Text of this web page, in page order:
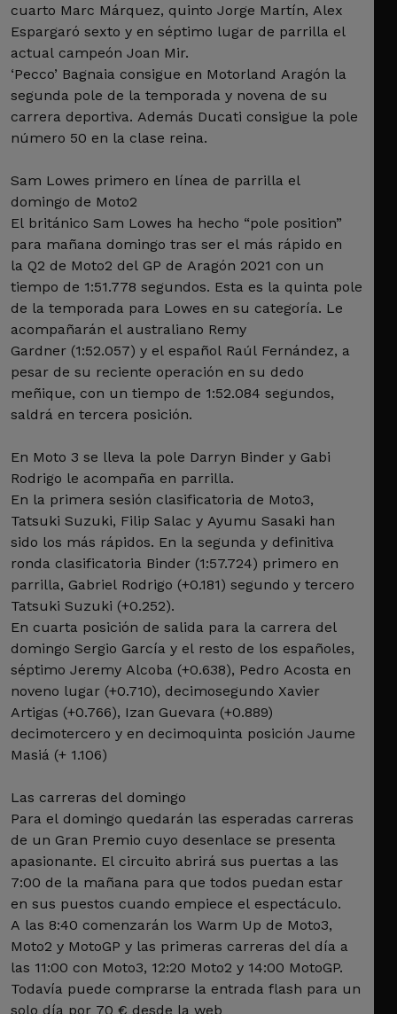
cuarto Marc Márquez, quinto Jorge Martín, Alex
Espargaró sexto y en séptimo lugar de parrilla el
actual campeón Joan Mir.
‘Pecco’ Bagnaia consigue en Motorland Aragón la
segunda pole de la temporada y novena de su
carrera deportiva. Además Ducati consigue la pole
número 50 en la clase reina.
Sam Lowes primero en línea de parrilla el
domingo de Moto2
El británico Sam Lowes ha hecho “pole position”
para mañana domingo tras ser el más rápido en
la Q2 de Moto2 del GP de Aragón 2021 con un
tiempo de 1:51.778 segundos. Esta es la quinta pole
de la temporada para Lowes en su categoría. Le
acompañarán el australiano Remy
Gardner (1:52.057) y el español Raúl Fernández, a
pesar de su reciente operación en su dedo
meñique, con un tiempo de 1:52.084 segundos,
saldrá en tercera posición.
En Moto 3 se lleva la pole Darryn Binder y Gabi
Rodrigo le acompaña en parrilla.
En la primera sesión clasificatoria de Moto3,
Tatsuki Suzuki, Filip Salac y Ayumu Sasaki han
sido los más rápidos. En la segunda y definitiva
ronda clasificatoria Binder (1:57.724) primero en
parrilla, Gabriel Rodrigo (+0.181) segundo y tercero
Tatsuki Suzuki (+0.252).
En cuarta posición de salida para la carrera del
domingo Sergio García y el resto de los españoles,
séptimo Jeremy Alcoba (+0.638), Pedro Acosta en
noveno lugar (+0.710), decimosegundo Xavier
Artigas (+0.766), Izan Guevara (+0.889)
decimotercero y en decimoquinta posición Jaume
Masiá (+ 1.106)
Las carreras del domingo
Para el domingo quedarán las esperadas carreras
de un Gran Premio cuyo desenlace se presenta
apasionante. El circuito abrirá sus puertas a las
7:00 de la mañana para que todos puedan estar
en sus puestos cuando empiece el espectáculo.
A las 8:40 comenzarán los Warm Up de Moto3,
Moto2 y MotoGP y las primeras carreras del día a
las 11:00 con Moto3, 12:20 Moto2 y 14:00 MotoGP.
Todavía puede comprarse la entrada flash para un
solo día por 70 € desde la web